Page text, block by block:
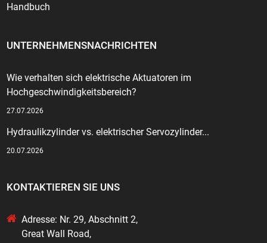
Handbuch
UNTERNEHMENSNACHRICHTEN
Wie verhalten sich elektrische Aktuatoren im
Hochgeschwindigkeitsbereich?
27.07.2026
Hydraulikzylinder vs. elektrischer Servozylinder...
20.07.2026
KONTAKTIEREN SIE UNS
Adresse: Nr. 29, Abschnitt 2,
Great Wall Road,